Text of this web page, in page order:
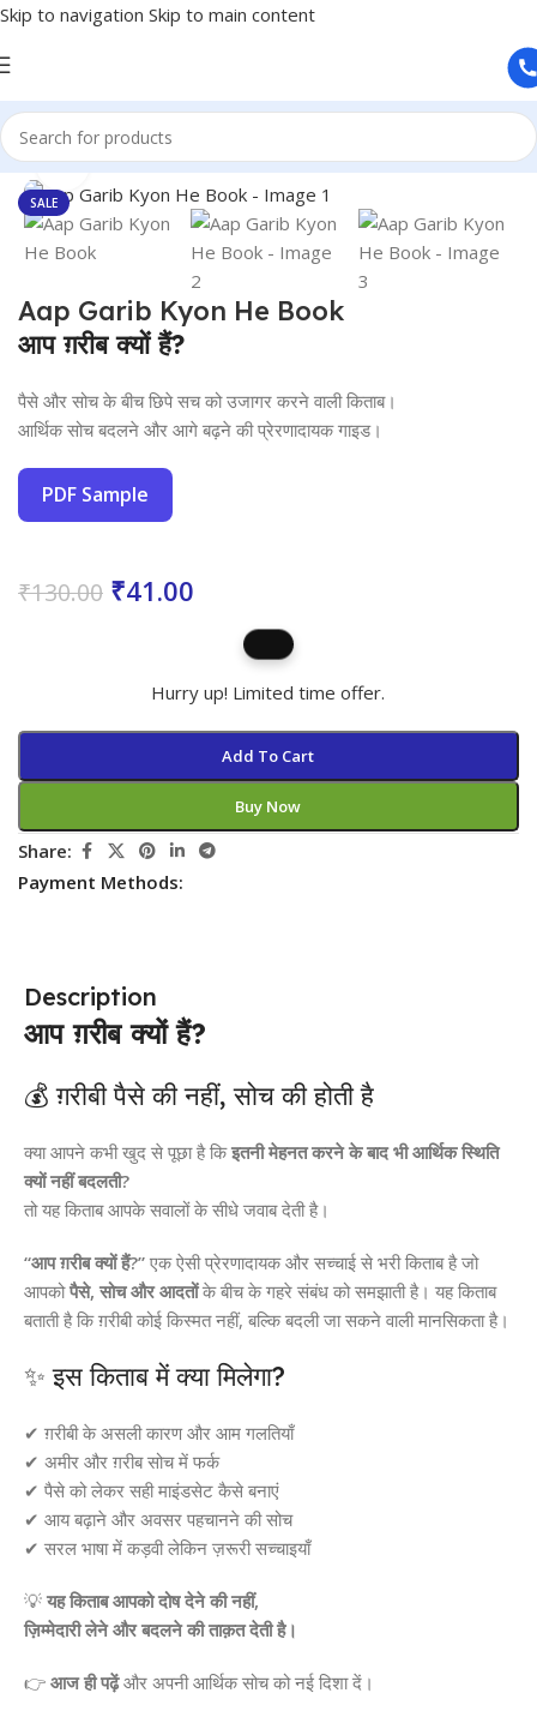
Skip to navigation Skip to main content
Home/Books
SALE
Click to enlarge
Aap Garib Kyon He Book
आप ग़रीब क्यों हैं?
पैसे और सोच के बीच छिपे सच को उजागर करने वाली किताब।
आर्थिक सोच बदलने और आगे बढ़ने की प्रेरणादायक गाइड।
PDF Sample
₹130.00 ₹41.00
Hurry up! Limited time offer.
Add To Cart
Buy Now
Share:
Payment Methods:
Description
आप ग़रीब क्यों हैं?
💰 ग़रीबी पैसे की नहीं, सोच की होती है
क्या आपने कभी खुद से पूछा है किइतनी मेहनत करने के बाद भी आर्थिक स्थिति
क्यों नहीं बदलती?
तो यह किताब आपके सवालों के सीधे जवाब देती है।
“आप ग़रीब क्यों हैं?” एक ऐसी प्रेरणादायक और सच्चाई से भरी किताब है जो
आपकोपैसे, सोच और आदतोंके बीच के गहरे संबंध को समझाती है। यह किताब
बताती है कि ग़रीबी कोई किस्मत नहीं, बल्कि बदली जा सकने वाली मानसिकता है।
✨ इस किताब में क्या मिलेगा?
✔ ग़रीबी के असली कारण और आम गलतियाँ
✔ अमीर और ग़रीब सोच में फर्क
✔ पैसे को लेकर सही माइंडसेट कैसे बनाएं
✔ आय बढ़ाने और अवसर पहचानने की सोच
✔ सरल भाषा में कड़वी लेकिन ज़रूरी सच्चाइयाँ
💡 यह किताब आपको दोष देने की नहीं,
ज़िम्मेदारी लेने और बदलने की ताक़त देती है।
👉 आज ही पढ़ेंऔर अपनी आर्थिक सोच को नई दिशा दें।